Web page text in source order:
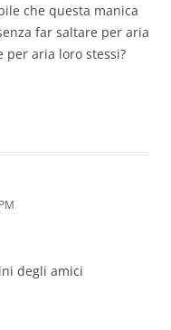
che questa manica
far saltare per aria
per aria loro stessi?
degli amici